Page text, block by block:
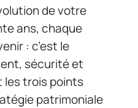
de votre
ans, chaque
: c’est le
sécurité et
les trois points
patrimoniale